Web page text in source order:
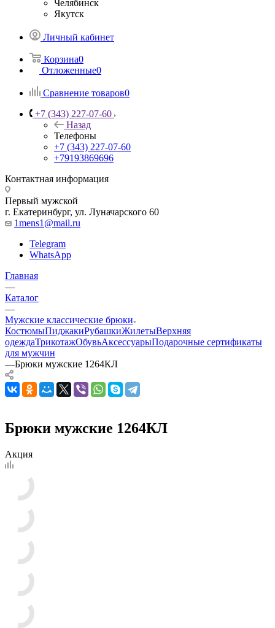
Челябинск
Якутск
Личный кабинет
Корзина0
Отложенные0
Сравнение товаров0
+7 (343) 227-07-60
Назад
Телефоны
+7 (343) 227-07-60
+79193869696
Контактная информация
Первый мужской
г. Екатеринбург, ул. Луначарского 60
1mens1@mail.ru
Telegram
WhatsApp
Главная
—
Каталог
—
Мужские классические брюки
КостюмыПиджакиРубашкиЖилетыВерхняя
одеждаТрикотажОбувьАксессуарыПодарочные сертификаты
для мужчин
—Брюки мужские 1264КЛ
Брюки мужские 1264КЛ
Акция